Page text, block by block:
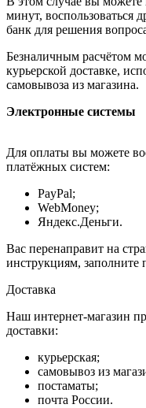
минут, воспользоваться
банк для решения
Безналичным расчётом
курьерской доставке,
самовывоза из магазина.
Электронные системы
Для оплаты вы можете
платёжных систем:
PayPal;
WebMoney;
Яндекс.Деньги.
Вас перенаправит на
инструкциям, заполните
Доставка
Наш интернет-магазин
доставки:
курьерская;
самовывоз из
постаматы;
почта России.